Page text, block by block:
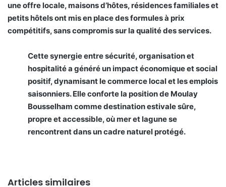
une offre locale, maisons d’hôtes, résidences familiales et
petits hôtels ont mis en place des formules à prix
compétitifs, sans compromis sur la qualité des services.
Cette synergie entre sécurité, organisation et
hospitalité a généré un impact économique et social
positif, dynamisant le commerce local et les emplois
saisonniers. Elle conforte la position de Moulay
Bousselham comme destination estivale sûre,
propre et accessible, où mer et lagune se
rencontrent dans un cadre naturel protégé.
Articles similaires